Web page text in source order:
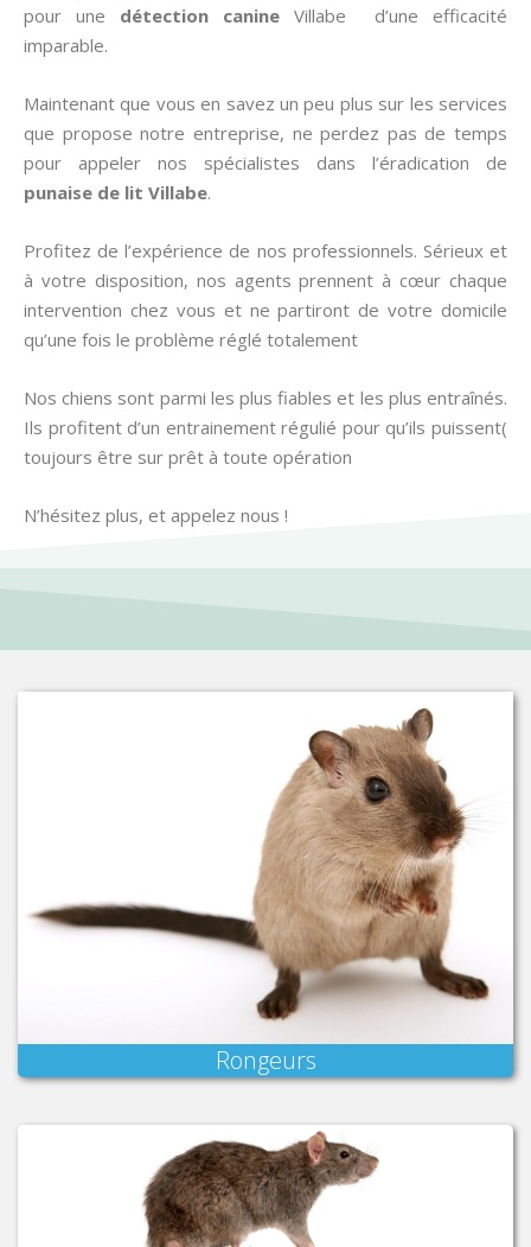
pour une détection canine Villabe d’une efficacité
imparable.
Maintenant que vous en savez un peu plus sur les services
que propose notre entreprise, ne perdez pas de temps
pour appeler nos spécialistes dans l’éradication de
punaise de lit Villabe.
Profitez de l’expérience de nos professionnels. Sérieux et
à votre disposition, nos agents prennent à cœur chaque
intervention chez vous et ne partiront de votre domicile
qu’une fois le problème réglé totalement
Nos chiens sont parmi les plus fiables et les plus entraînés.
Ils profitent d’un entrainement régulié pour qu’ils puissent(
toujours être sur prêt à toute opération
N’hésitez plus, et appelez nous !
Rongeurs